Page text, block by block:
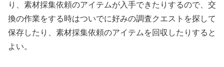
り、素材採集依頼のアイテムが入手できたりするので、交
換の作業をする時はついでに好みの調査クエストを探して
保存したり、素材採集依頼のアイテムを回収したりすると
よい。